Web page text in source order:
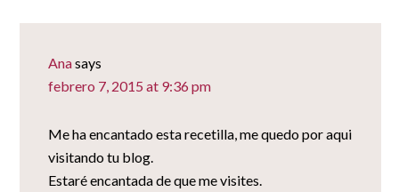
Anasays
febrero 7, 2015 at 9:36 pm
Me ha encantado esta recetilla, me quedo por aqui
visitando tu blog.
Estaré encantada de que me visites.